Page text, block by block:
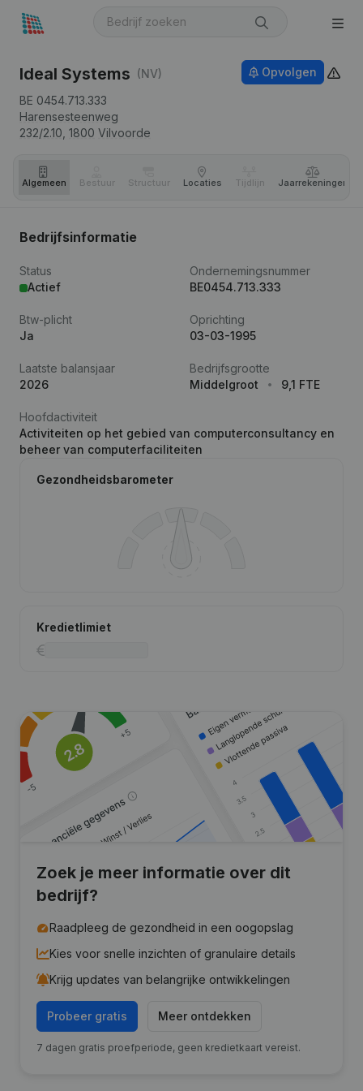
Ideal Systems (NV)
BE 0454.713.333
Harensesteenweg
232/2.10, 1800 Vilvoorde
Opvolgen
Algemeen Bestuur Structuur Locaties Tijdlijn Jaar­rekeningen
Bedrijfsinformatie
Status
Actief
Ondernemingsnummer
BE0454.713.333
Btw-plicht
Ja
Oprichting
03-03-1995
Laatste balansjaar
2026
Bedrijfsgrootte
Middelgroot
9,1 FTE
Hoofdactiviteit
Activiteiten op het gebied van computerconsultancy en
beheer van computerfaciliteiten
Gezondheidsbarometer
Kredietlimiet
Zoek je meer informatie over dit
bedrijf?
Raadpleeg de gezondheid in een oogopslag
Kies voor snelle inzichten of granulaire details
Krijg updates van belangrijke ontwikkelingen
Probeer gratis Meer ontdekken
7 dagen gratis proefperiode, geen kredietkaart vereist.